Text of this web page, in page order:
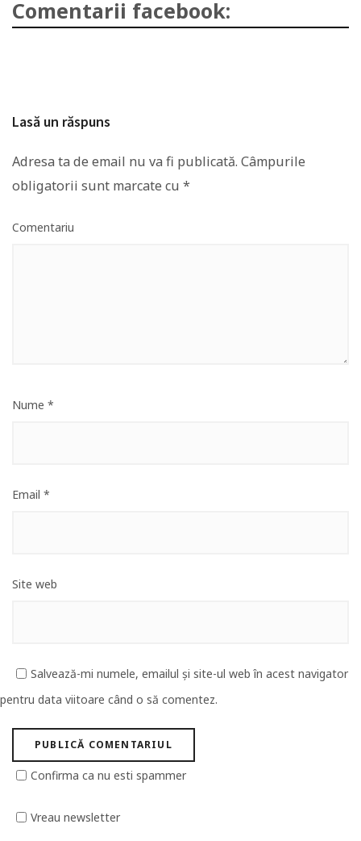
Comentarii facebook:
Lasă un răspuns
Adresa ta de email nu va fi publicată. Câmpurile
obligatorii sunt marcate cu *
Comentariu
Nume *
Email *
Site web
Salvează-mi numele, emailul și site-ul web în acest navigator
pentru data viitoare când o să comentez.
Confirma ca nu esti spammer
Vreau newsletter